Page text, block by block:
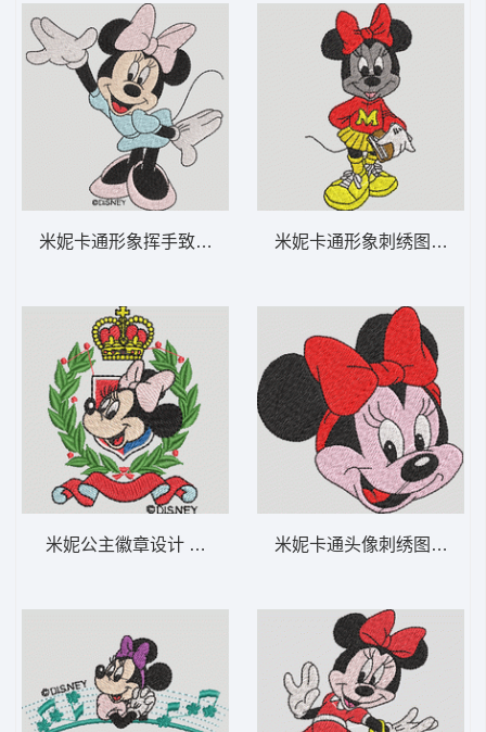
米妮卡通形象挥手致意 米妮 29-DST格式
米妮公主徽章设计 米妮 28-DST格式
米妮卡通形象刺绣图案 米
米妮卡通头像刺绣图案 米